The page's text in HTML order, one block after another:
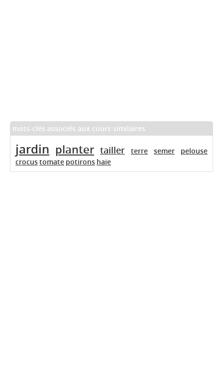
mots-clés associés aux cours similaires
jardin planter tailler terre semer
pelouse
crocustomate potirons haie